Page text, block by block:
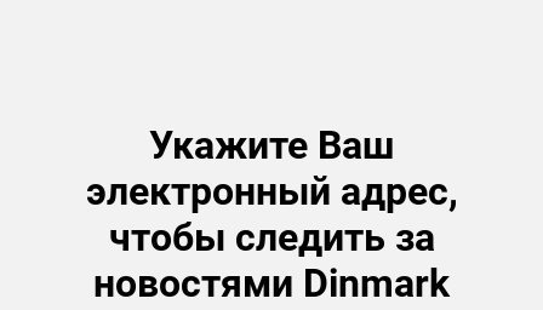
Укажите Ваш
электронный адрес,
чтобы следить за
новостями Dinmark